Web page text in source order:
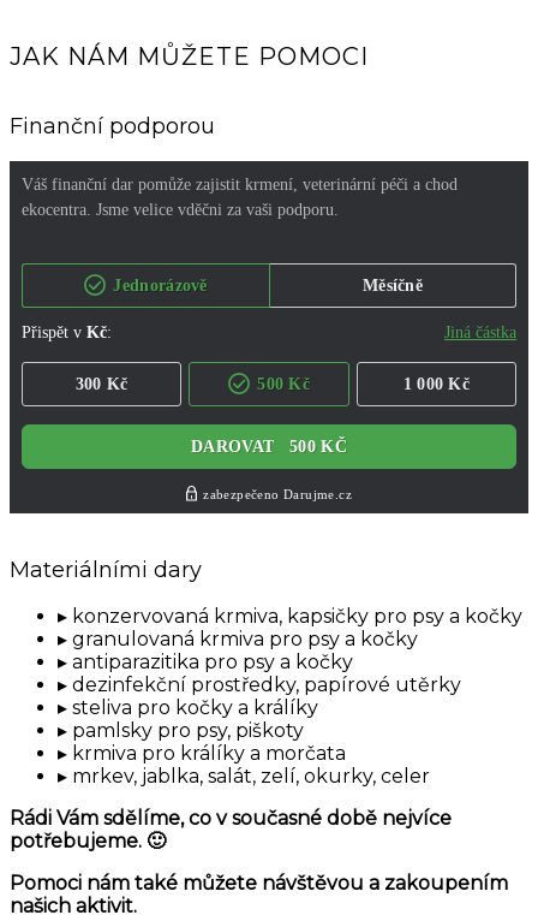
JAK NÁM MŮŽETE POMOCI
Finanční podporou
Materiálními dary
konzervovaná krmiva, kapsičky pro psy a kočky
granulovaná krmiva pro psy a kočky
antiparazitika pro psy a kočky
dezinfekční prostředky, papírové utěrky
steliva pro kočky a králíky
pamlsky pro psy, piškoty
krmiva pro králíky a morčata
mrkev, jablka, salát, zelí, okurky, celer
Rádi Vám sdělíme, co v současné době nejvíce
potřebujeme. 🙂
Pomoci nám také můžete návštěvou a zakoupením
našich aktivit.